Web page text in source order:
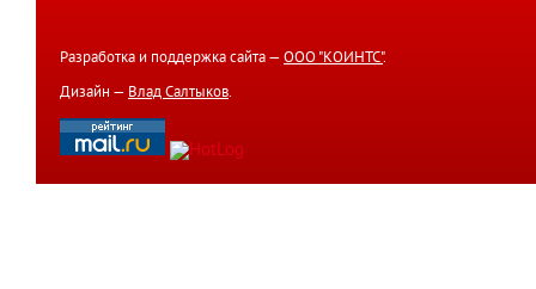
Разработка и поддержка сайта — ООО "КОИНТС".
Дизайн — Влад Салтыков.